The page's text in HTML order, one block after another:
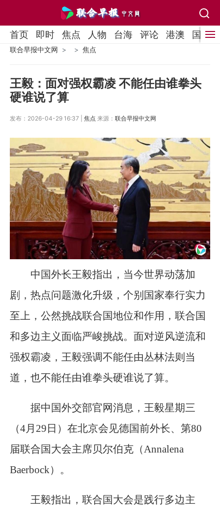
首页 即时 焦点 人物 台海 评论 港澳 国际
联合早报中文网 焦点
王毅：面对强权霸凌 不能任由谁拳头
硬谁说了算
发布：2026-04-29 16:37 | 焦点 来源： 联合早报中文网
中国外长王毅指出，当今世界动荡加
剧，热点问题激化升级，个别国家奉行实力
至上，公然挑战联合国地位和作用，联合国
和多边主义面临严峻挑战。面对逆风逆流和
强权霸凌，王毅强调不能任由丛林法则当
道，也不能任由谁拳头硬谁说了算。
据中国外交部官网消息，王毅星期三
（4月29日）在北京会见德国前外长、第80
届联合国大会主席贝尔伯克（Annalena
Baerbock）。
王毅指出，联合国大会是践行多边主